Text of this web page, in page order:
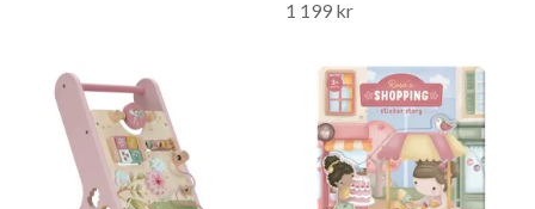
1 199 kr